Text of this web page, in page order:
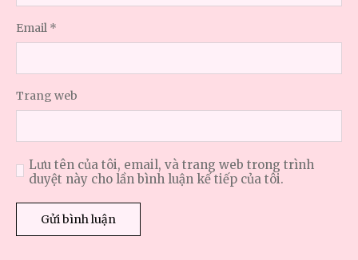
Email *
Trang web
Lưu tên của tôi, email, và trang web trong trình
duyệt này cho lần bình luận kế tiếp của tôi.